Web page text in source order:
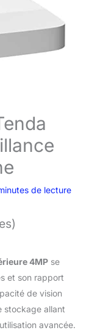
de lecture
4MP se
et son rapport
de vision
stockage allant
avancée.